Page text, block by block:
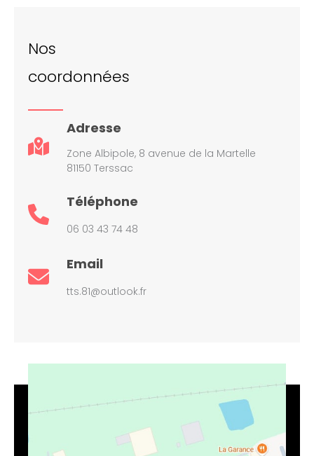
Nos
coordonnées
Adresse
Zone Albipole, 8 avenue de la Martelle
81150 Terssac
Téléphone
06 03 43 74 48
Email
tts.81@outlook.fr